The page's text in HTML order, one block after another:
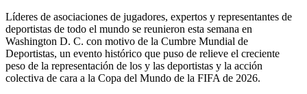
Líderes de asociaciones de jugadores, expertos y representantes de
deportistas de todo el mundo se reunieron esta semana en
Washington D. C. con motivo de la Cumbre Mundial de
Deportistas, un evento histórico que puso de relieve el creciente
peso de la representación de los y las deportistas y la acción
colectiva de cara a la Copa del Mundo de la FIFA de 2026.